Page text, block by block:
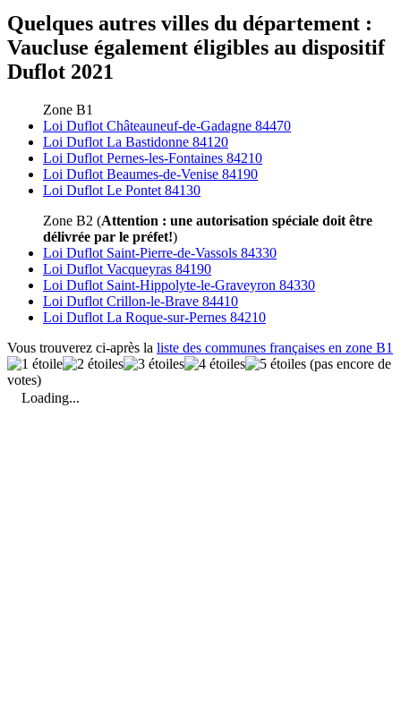
Quelques autres villes du département :
Vaucluse également éligibles au dispositif
Duflot 2021
Zone B1
Loi Duflot Châteauneuf-de-Gadagne 84470
Loi Duflot La Bastidonne 84120
Loi Duflot Pernes-les-Fontaines 84210
Loi Duflot Beaumes-de-Venise 84190
Loi Duflot Le Pontet 84130
Zone B2 (Attention : une autorisation spéciale doit être
délivrée par le préfet!)
Loi Duflot Saint-Pierre-de-Vassols 84330
Loi Duflot Vacqueyras 84190
Loi Duflot Saint-Hippolyte-le-Graveyron 84330
Loi Duflot Crillon-le-Brave 84410
Loi Duflot La Roque-sur-Pernes 84210
Vous trouverez ci-après la liste des communes françaises en zone B1
(pas encore de
votes)
Loading...